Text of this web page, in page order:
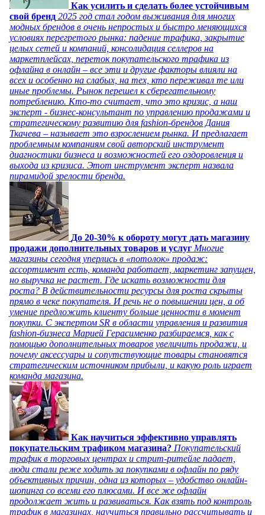
Как усилить и сделать более устойчивым
свой бренд 2025 год стал годом выживания для многих
модных брендов в очень непростых и быстро меняющихся
условиях перегретого рынка: падение трафика, закрытие
целых сетей и компаний, консолидация селлеров на
маркетплейсах, переток покупательского трафика из
офлайна в онлайн – все эти и другие факторы влияли на
всех и особенно на слабых, на тех, кто переживал те или
иные проблемы. Рынок перешел к сберегательному
потреблению. Кто-то считает, что это кризис, а наш
эксперт - бизнес-консультант по управлению продажами и
стратегическому развитию для fashion-брендов Дания
Ткачева – называет это взрослением рынка. И предлагает
проблемным компаниям свой авторский инструмент
диагностики бизнеса и возможностей его оздоровления и
выхода из кризиса. Этот инструмент эксперт назвала
пирамидой зрелости бренда.
До 20-30% к обороту могут дать магазину
продажи дополнительных товаров и услуг Многие
магазины сегодня уперлись в «потолок» продаж:
ассортимент есть, команда работает, маркетинг запущен,
но выручка не растет. Где искать возможности для
роста? В действительности ресурсы для роста скрыты
прямо в чеке покупателя. И речь не о повышении цен, а об
умение предложить клиенту больше ценности в момент
покупки. С экспертом SR в области управления и развития
fashion-бизнеса Марией Герасименко разбираемся, как с
помощью дополнительных товаров увеличить продажи, и
почему аксессуары и сопутствующие товары становятся
стратегическим источником прибыли, и какую роль играет
команда магазина.
Как научиться эффективно управлять
покупательским трафиком магазина? Покупательский
трафик в торговых центрах и стрит-ритейле падает,
люди стали реже ходить за покупками в офлайн по ряду
объективных причин, одна из которых – удобство онлайн-
шопинга со всеми его плюсами. И все же офлайн
продолжает жить и развиваться. Как взять под контроль
трафик в магазинах, научиться правильно рассчитывать и